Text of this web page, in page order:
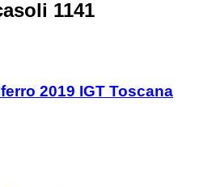
1141
2019 IGT Toscana